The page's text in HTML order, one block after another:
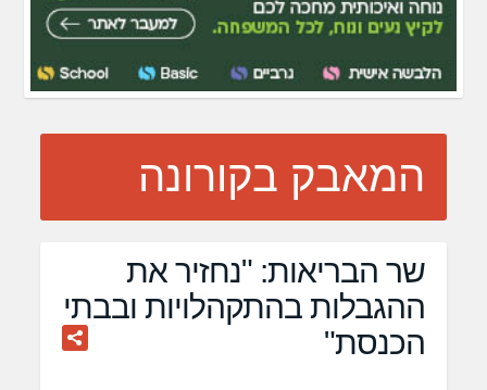
המאבק בקורונה
שר הבריאות: "נחזיר את
ההגבלות בהתקהלויות ובבתי
הכנסת"